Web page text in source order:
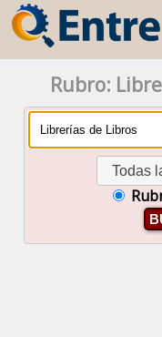
Rubro:
Todas